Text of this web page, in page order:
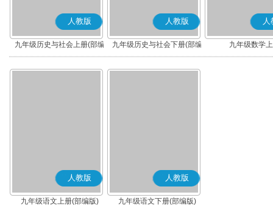
人教版
九年级历史与社会上册(部编
版)
人教版
九年级历史与社会下册(部编
版)
人
九年级数学
人教版
九年级语文上册(部编版)
人教版
九年级语文下册(部编版)